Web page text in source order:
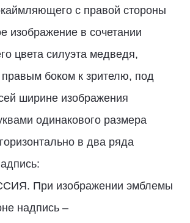
с правой стороны
изображение в сочетании
цвета силуэта медведя,
правым боком к зрителю, под
ширине изображения
одинакового размера
в два ряда
При изображении эмблемы
надпись –